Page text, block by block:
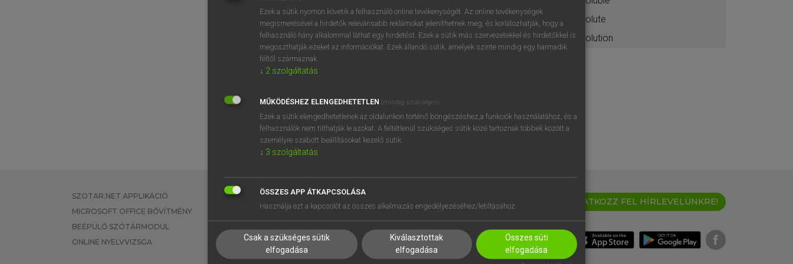
solute
solution
SZOTAR.NET APPLIKÁCIÓ
MICROSOFT OFFICE BŐVÍTMÉNY
BEÉPÜLŐ SZÓTÁRMODUL
ONLINE NYELVVIZSGA
EGYÉNI FELHASZNÁLÓKNAK
TANULÓKNAK
VÁLLALATI MEGOLDÁSOK
SÚGÓ
RÓLUNK
SÜTI BEÁLLÍTÁSOK
IRATKOZZ FEL HÍRLEVELÜNKRE!
Ezek a sütik nyomon követik a felhasználó online tevékenységét. Az online tevékenységek
megismerésével a hirdetők relevánsabb reklámokat jeleníthetnek meg, és korlátozhatják, hogy a
felhasználó hány alkalommal láthat egy hirdetést. Ezek a sütik más szervezetekkel és hirdetőkkel is
megoszthatják ezeket az információkat. Ezek állandó sütik, amelyek szinte mindig egy harmadik
féltől származnak.
↓ 2 szolgáltatás
MŰKÖDÉSHEZ ELENGEDHETETLEN (mindig szükséges)
Ezek a sütik elengedhetetlenek az oldalunkon történő böngészéshez,a funkciók használatához, és a
felhasználók nem tilthatják le azokat. A feltétlenül szükséges sütik közé tartoznak többek között a
személyre szabott beállításokat kezelő sütik.
↓ 3 szolgáltatás
ÖSSZES APP ÁTKAPCSOLÁSA
Használja ezt a kapcsolót az összes alkalmazás engedélyezéséhez/letiltásához.
Csak a szükséges sütik
elfogadása
Kiválasztottak
elfogadása
Összes süti
elfogadása